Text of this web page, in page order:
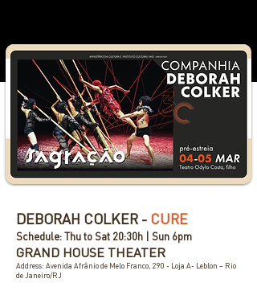
DEBORAH COLKER - CURE
Schedule: Thu to Sat 20:30h | Sun 6pm
GRAND HOUSE THEATER
Address: Avenida Afrânio de Melo Franco, 290 - Loja A- Leblon – Rio
de Janeiro/RJ